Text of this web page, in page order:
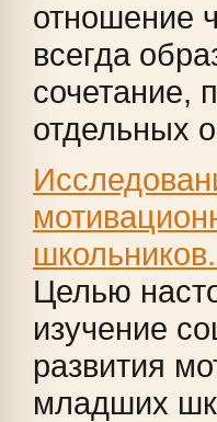
отношение
всегда
сочетание,
отдельных
Целью
изучение
развития
младших